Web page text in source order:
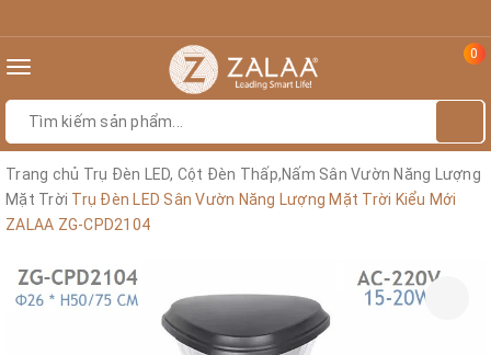
Toggle
0
Trang chủ Trụ Đèn LED, Cột Đèn Thấp,Nấm Sân Vườn Năng Lượng
Mặt Trời Trụ Đèn LED Sân Vườn Năng Lượng Mặt Trời Kiểu Mới
ZALAA ZG-CPD2104